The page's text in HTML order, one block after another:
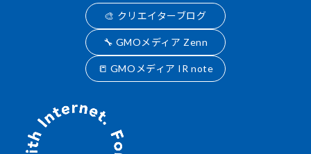
🎨 クリエイターブログ
🔧 GMOメディア Zenn
📒 GMOメディア IR note